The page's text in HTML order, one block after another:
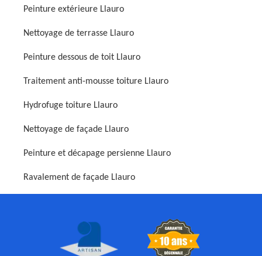
Peinture extérieure Llauro
Nettoyage de terrasse Llauro
Peinture dessous de toit Llauro
Traitement anti-mousse toiture Llauro
Hydrofuge toiture Llauro
Nettoyage de façade Llauro
Peinture et décapage persienne Llauro
Ravalement de façade Llauro